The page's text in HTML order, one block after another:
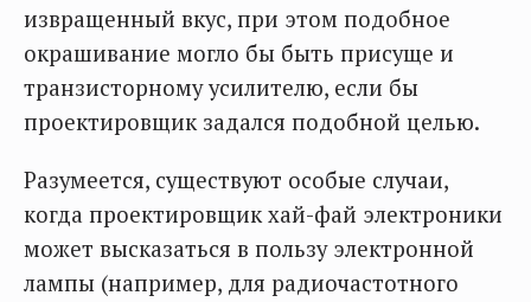
извращенный вкус, при этом подобное
окрашивание могло бы быть присуще и
транзисторному усилителю, если бы
проектировщик задался подобной целью.
Разумеется, существуют особые случаи,
когда проектировщик хай-фай электроники
может высказаться в пользу электронной
лампы (например, для радиочастотного